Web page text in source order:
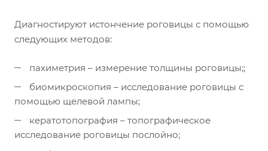
Диагностируют истончение роговицы с помощью
следующих методов:
пахиметрия – измерение толщины роговицы;;
биомикроскопия – исследование роговицы с
помощью щелевой лампы;
кератотопография – топографическое
исследование роговицы послойно;